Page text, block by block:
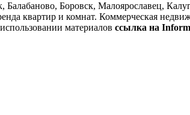
Балабаново, Боровск, Малоярославец,
квартир и комнат. Коммерческая
материалов ссылка на